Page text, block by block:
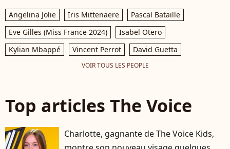
Angelina Jolie Iris Mittenaere
Pascal Bataille
Eve Gilles (Miss France 2024)
Isabel Otero
Kylian Mbappé
Vincent Perrot David Guetta
VOIR TOUS LES PEOPLE
Top articles The Voice
Charlotte, gagnante de The Voice Kids,